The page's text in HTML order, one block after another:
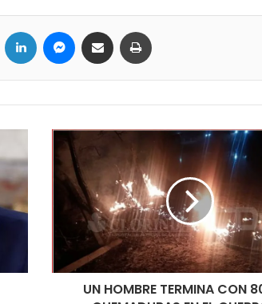
Twitter LinkedIn MessengerCompartir por correo electrónico
UN HOMBRE TERMINA CON